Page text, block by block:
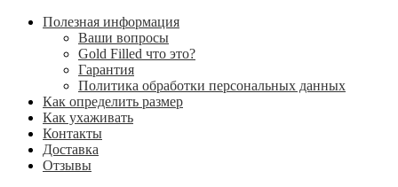
Полезная информация
Ваши вопросы
Gold Filled что это?
Гарантия
Политика обработки персональных данных
Как определить размер
Как ухаживать
Контакты
Доставка
Отзывы